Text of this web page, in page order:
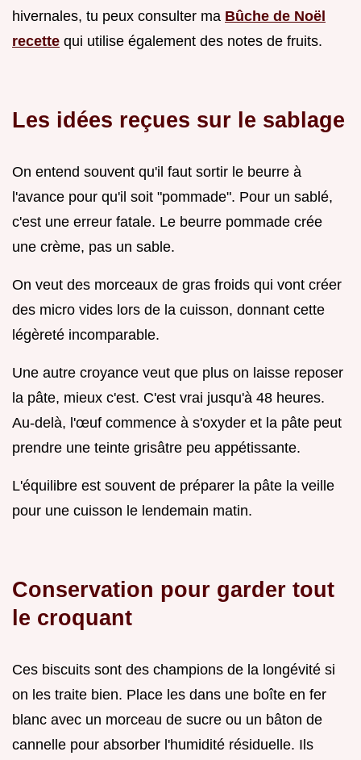
hivernales, tu peux consulter ma Bûche de Noël
recette qui utilise également des notes de fruits.
Les idées reçues sur le sablage
On entend souvent qu'il faut sortir le beurre à
l'avance pour qu'il soit "pommade". Pour un sablé,
c'est une erreur fatale. Le beurre pommade crée
une crème, pas un sable.
On veut des morceaux de gras froids qui vont créer
des micro vides lors de la cuisson, donnant cette
légèreté incomparable.
Une autre croyance veut que plus on laisse reposer
la pâte, mieux c'est. C'est vrai jusqu'à 48 heures.
Au-delà, l'œuf commence à s'oxyder et la pâte peut
prendre une teinte grisâtre peu appétissante.
L'équilibre est souvent de préparer la pâte la veille
pour une cuisson le lendemain matin.
Conservation pour garder tout
le croquant
Ces biscuits sont des champions de la longévité si
on les traite bien. Place les dans une boîte en fer
blanc avec un morceau de sucre ou un bâton de
cannelle pour absorber l'humidité résiduelle. Ils